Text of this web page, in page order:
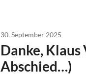
30. September 2025
Danke,
Abschied…)